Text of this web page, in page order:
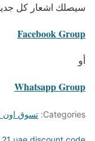
سيصلك اشعار كل
Facebook Group
أو
Whatsapp Group
Categories: تسوق اون